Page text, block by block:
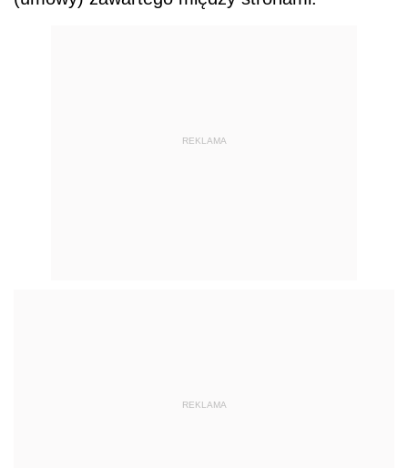
REKLAMA
REKLAMA